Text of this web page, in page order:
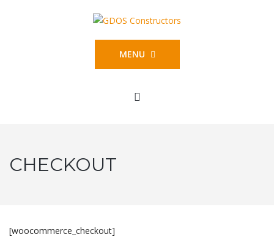
MENU
CHECKOUT
[woocommerce_checkout]